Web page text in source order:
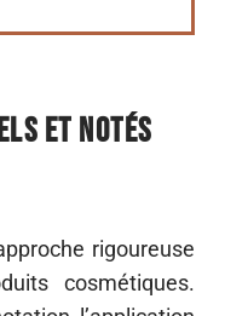
et notés
rigoureuse
cosmétiques.